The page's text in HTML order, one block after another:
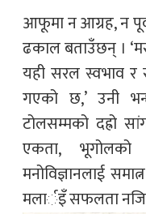
आफूमा न आग्रह, न
ढकाल बताउँछन् ।
यही सरल स्वभाव र
गएको छ,’ उनी
टोलसम्मको दह्रो
एकता, भूगोलको
मनोविज्ञानलाई
मलार्इँ सफलता